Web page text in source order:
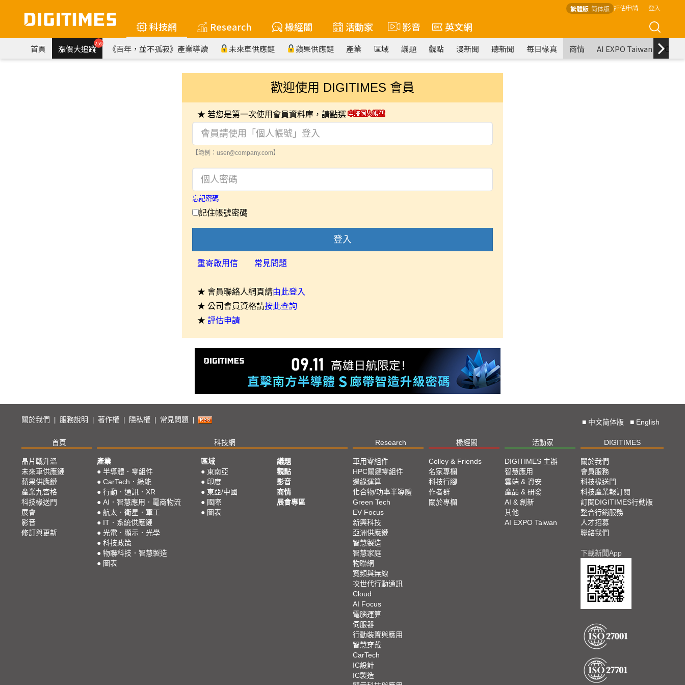
繁體版 简体版 評估申請 登入
科技網 Research 椽經閣 活動家 影音 英文網
首頁 漲價大追蹤259 《百年，並不孤寂》產業導讀 未來車供應鏈 蘋果供應鏈 產業 區域 議題 觀點 漫新聞 聽新聞 每日椽真 商情 AI EXPO Taiwan
歡迎使用 DIGITIMES 會員
★ 若您是第一次使用會員資料庫，請點選
【範例：user@company.com】
忘記密碼
記住帳號密碼
登入
重寄啟用信 常見問題
★ 會員聯絡人網頁請由此登入
★ 公司會員資格請按此查詢
★ 評估申請
關於我們 服務說明 著作權 隱私權 常見問題 ■ 中文简体版 ■ English
首頁 科技網 Research 椽經閣 活動家 DIGITIMES
晶片戰升溫
未來車供應鏈
蘋果供應鏈
產業九宮格
科技椽送門
展會
影音
修訂與更新
產業
● 半導體．零組件
● CarTech．綠能
● 行動．通訊．XR
● AI．智慧應用．電商物流
● 航太．衛星．軍工
● IT．系統供應鏈
● 光電．顯示．光學
● 科技政策
● 物聯科技．智慧製造
● 圖表
區域
● 東南亞
● 印度
● 東亞/中國
● 國際
● 圖表
議題
觀點
影音
商情
展會專區
車用零組件
HPC關鍵零組件
邊緣運算
化合物/功率半導體
Green Tech
EV Focus
新興科技
亞洲供應鏈
智慧製造
智慧家庭
物聯網
寬頻與無線
次世代行動通訊
Cloud
AI Focus
電腦運算
伺服器
行動裝置與應用
智慧穿戴
CarTech
IC設計
IC製造
Colley & Friends
名家專欄
科技行腳
作者群
關於專欄
DIGITIMES 主辦
智慧應用
雲端 & 資安
產品 & 研發
AI & 創新
其他
AI EXPO Taiwan
關於我們
會員服務
科技椽送門
科技產業報訂閱
訂閱DIGITIMES行動版
整合行銷服務
人才招募
聯絡我們
下載新聞App